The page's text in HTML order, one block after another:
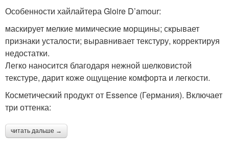
Особенности хайлайтера Gloire D’amour:
маскирует мелкие мимические морщины; скрывает
признаки усталости; выравнивает текстуру, корректируя
недостатки.
Легко наносится благодаря нежной шелковистой
текстуре, дарит коже ощущение комфорта и легкости.
Косметический продукт от Essence (Германия). Включает
три оттенка:
читать дальше →